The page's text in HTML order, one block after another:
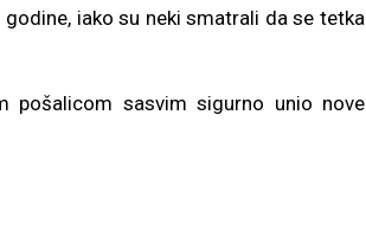
iako su neki smatrali da se tetka
pošalicom sasvim sigurno unio nove